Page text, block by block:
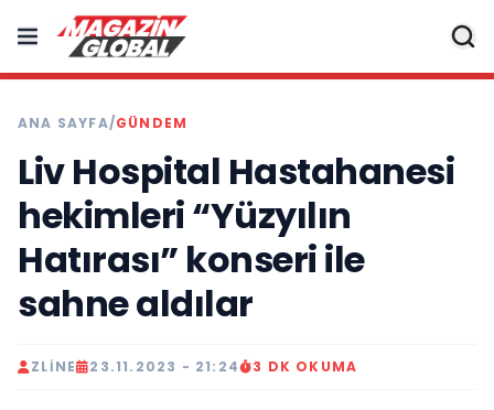
ANA SAYFA/GÜNDEM
Liv Hospital Hastahanesi
hekimleri “Yüzyılın
Hatırası” konseri ile
sahne aldılar
ZLINE 23.11.2023 - 21:24 3 DK OKUMA